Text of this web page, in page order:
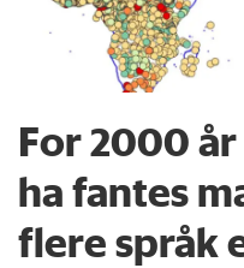
For 2000
ha fantes
flere språk